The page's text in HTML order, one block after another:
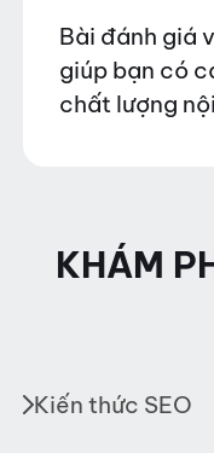
Bài đánh giá
giúp bạn có
chất lượng
KHÁM
Kiến thức SEO